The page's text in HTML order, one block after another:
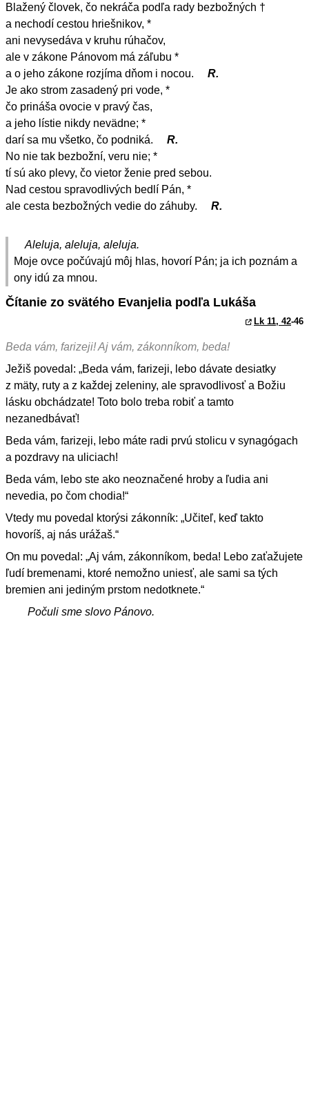
Blažený človek, čo nekráča podľa rady bezbožných †
a nechodí cestou hriešnikov, *
ani nevysedáva v kruhu rúhačov,
ale v zákone Pánovom má záľubu *
a o jeho zákone rozjíma dňom i nocou.
R.
Je ako strom zasadený pri vode, *
čo prináša ovocie v pravý čas,
a jeho lístie nikdy nevädne; *
darí sa mu všetko, čo podniká.
R.
No nie tak bezbožní, veru nie; *
tí sú ako plevy, čo vietor ženie pred sebou.
Nad cestou spravodlivých bedlí Pán, *
ale cesta bezbožných vedie do záhuby.
R.
Aleluja, aleluja, aleluja.
Moje ovce počúvajú môj hlas, hovorí Pán; ja ich poznám a
ony idú za mnou.
Čítanie zo svätého Evanjelia podľa Lukáša
Lk 11, 42-46
Beda vám, farizeji! Aj vám, zákonníkom, beda!
Ježiš povedal: „Beda vám, farizeji, lebo dávate desiatky
z mäty, ruty a z každej zeleniny, ale spravodlivosť a Božiu
lásku obchádzate! Toto bolo treba robiť a tamto
nezanedbávať!
Beda vám, farizeji, lebo máte radi prvú stolicu v synagógach
a pozdravy na uliciach!
Beda vám, lebo ste ako neoznačené hroby a ľudia ani
nevedia, po čom chodia!“
Vtedy mu povedal ktorýsi zákonník: „Učiteľ, keď takto
hovoríš, aj nás urážaš.“
On mu povedal: „Aj vám, zákonníkom, beda! Lebo zaťažujete
ľudí bremenami, ktoré nemožno uniesť, ale sami sa tých
bremien ani jediným prstom nedotknete.“
Počuli sme slovo Pánovo.